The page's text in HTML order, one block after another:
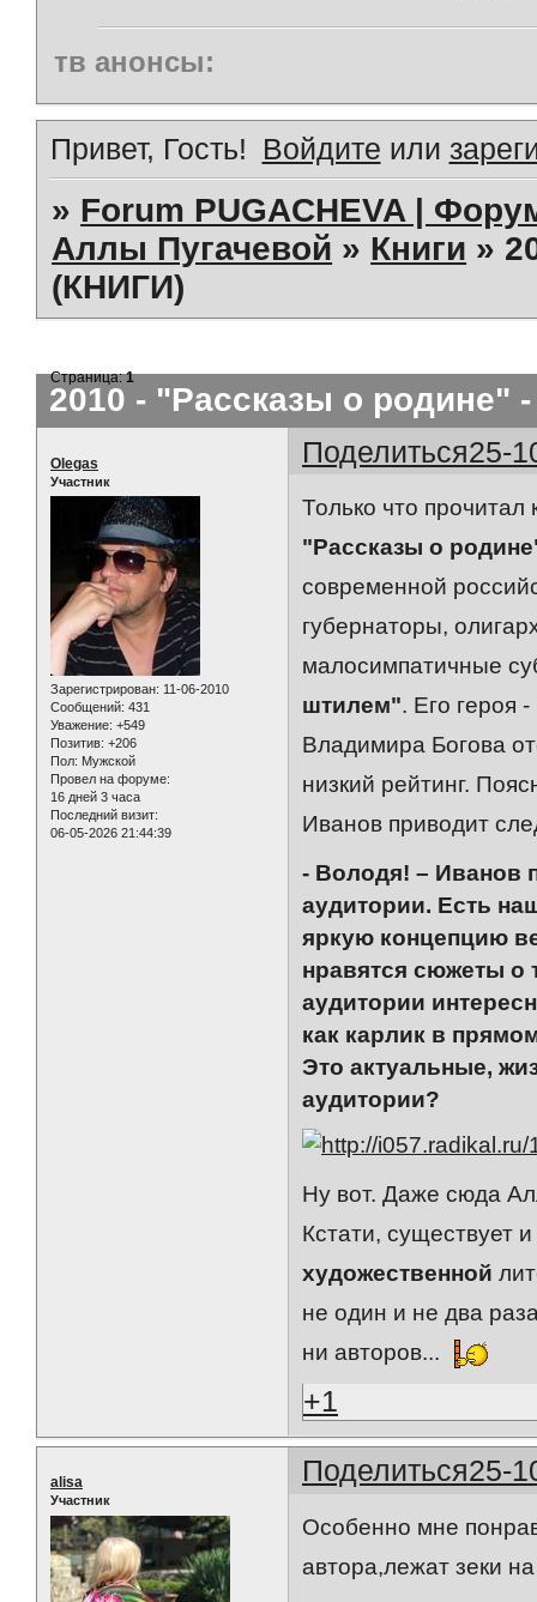
тв анонсы:
Привет, Гость! Войдите или
» Forum PUGACHEVA |
Аллы Пугачевой » Книги »
(КНИГИ)
2010 - "Рассказы о родине"
Страница:1
Поделиться25-
Olegas
Участник
Зарегистрирован: 11-06-2010
Сообщений: 431
Уважение: +549
Позитив: +206
Пол: Мужской
Провел на форуме:
16 дней 3 часа
Последний визит:
06-05-2026 21:44:39
Только что прочитал
"Рассказы о
современной
губернаторы,
малосимпатичные
штилем". Его героя
Владимира Богова
низкий рейтинг.
Иванов приводит
- Володя! – Иванов
аудитории. Есть
яркую концепцию
нравятся сюжеты о
аудитории
как карлик в
Это актуальные,
аудитории?
Ну вот. Даже сюда
Кстати, существует
художественной
не один и не два
ни авторов...
+1
Поделиться25-
alisa
Участник
Особенно мне
автора,лежат зеки